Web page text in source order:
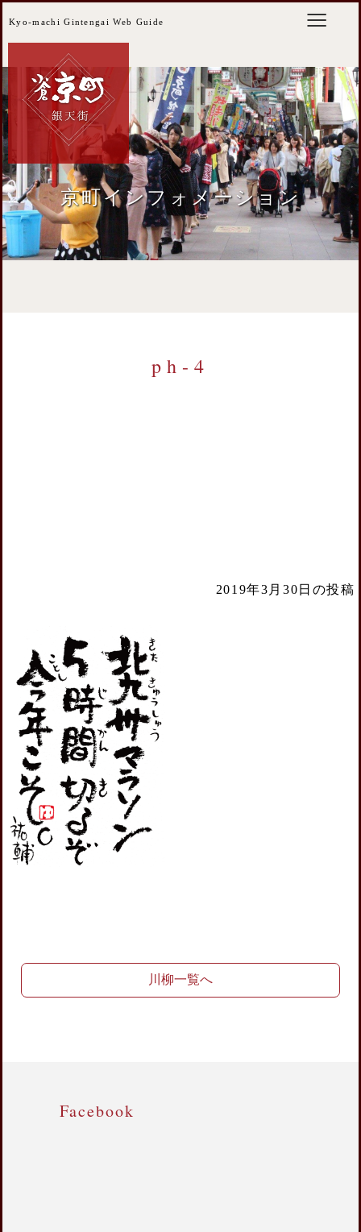
Kyo-machi Gintengai Web Guide
京町インフォメーション
ph-4
2019年3月30日の投稿
川柳一覧へ
Facebook